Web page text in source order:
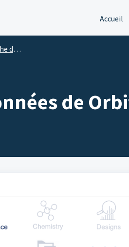
Accueil
de